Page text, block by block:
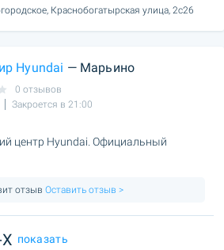
Краснобогатырская улица, 2с26
Hyundai — Марьино
0 отзывов
Закроется в 21:00
центр Hyundai. Официальный
отзыв Оставить отзыв >
показать